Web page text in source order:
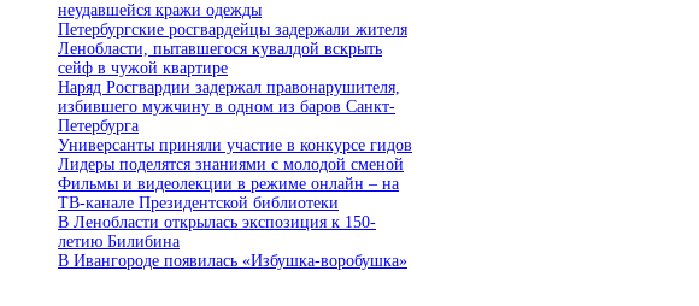
неудавшейся кражи одежды
Петербургские росгвардейцы задержали жителя
Ленобласти, пытавшегося кувалдой вскрыть
сейф в чужой квартире
Наряд Росгвардии задержал правонарушителя,
избившего мужчину в одном из баров Санкт-
Петербурга
Универсанты приняли участие в конкурсе гидов
Лидеры поделятся знаниями с молодой сменой
Фильмы и видеолекции в режиме онлайн – на
ТВ-канале Президентской библиотеки
В Ленобласти открылась экспозиция к 150-
летию Билибина
В Ивангороде появилась «Избушка-воробушка»